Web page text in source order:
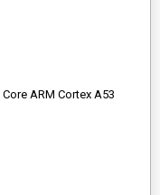
ARM Cortex A53